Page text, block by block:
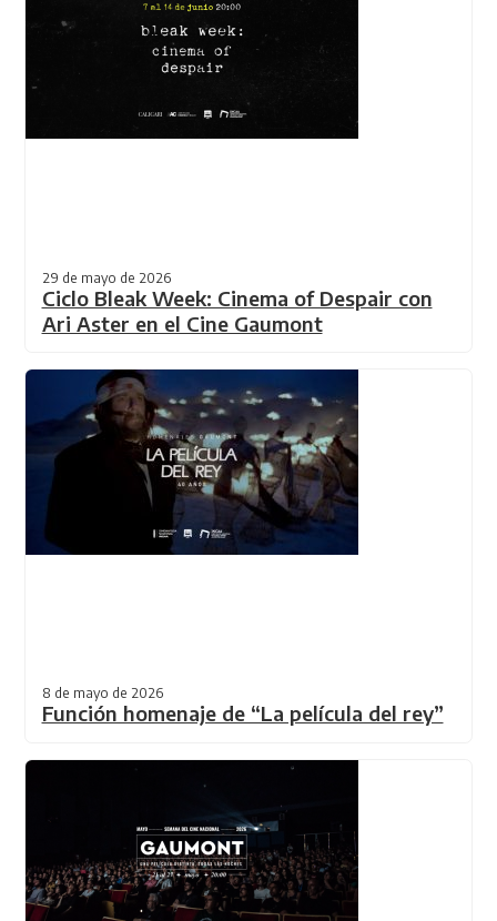
29 de mayo de 2026
Ciclo Bleak Week: Cinema of Despair con
Ari Aster en el Cine Gaumont
8 de mayo de 2026
Función homenaje de “La película del rey”